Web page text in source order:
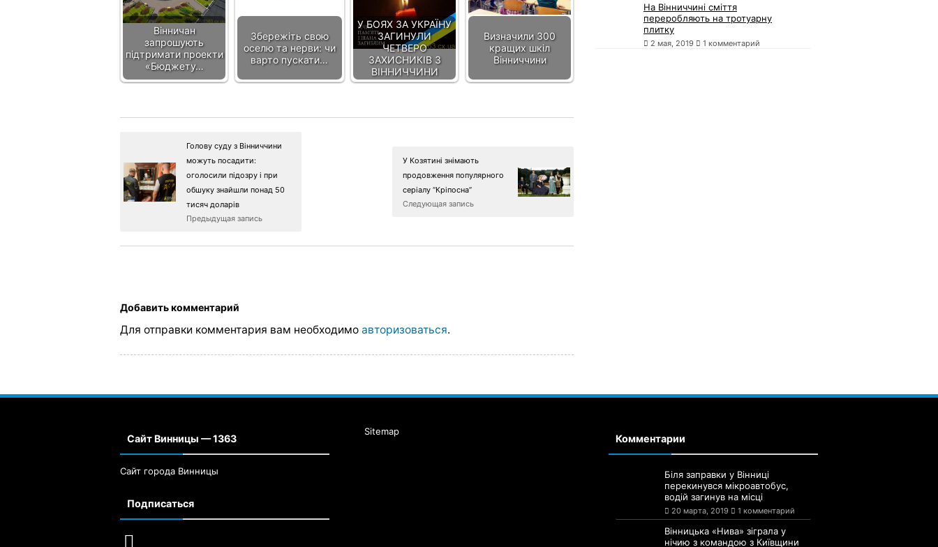
Вінничан
запрошують
підтримати проекти
«Бюджету…
Збережіть свою
оселю та нерви: чи
варто пускати…
У БОЯХ ЗА УКРАЇНУ
ЗАГИНУЛИ
ЧЕТВЕРО
ЗАХИСНИКІВ З
ВІННИЧЧИНИ
Визначили 300
кращих шкіл
Вінниччини
Голову суду з Вінниччини
можуть посадити:
оголосили підозру і при
обшуку знайшли понад 50
тисяч доларів
Предыдущая запись
У Козятині знімають
продовження популярного
серіалу “Кріпосна”
Следующая запись
Добавить комментарий
Для отправки комментария вам необходимо авторизоваться.
На Вінниччині сміття
переробляють на тротуарну
плитку
2 мая, 2019 1 комментарий
Сайт Винницы — 1363
Сайт города Винницы
Подписаться
Sitemap
Комментарии
Біля заправки у Вінниці
перекинувся мікроавтобус,
водій загинув на місці
20 марта, 2019 1 комментарий
Вінницька «Нива» зіграла у
нічию з командою з Київщини